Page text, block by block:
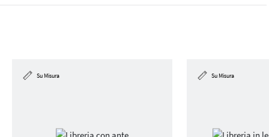
Su Misura Su Misura